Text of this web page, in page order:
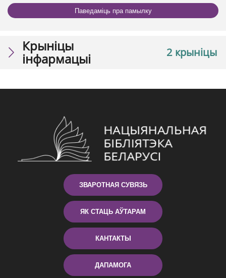
Паведаміць пра памылку
2 крыніцы
Крыніцы
інфармацыі
ЗВАРОТНАЯ СУВЯЗЬ
ЯК СТАЦЬ АЎТАРАМ
КАНТАКТЫ
ДАПАМОГА